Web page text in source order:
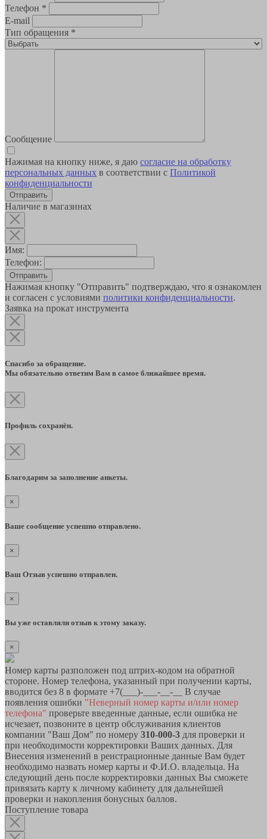
Телефон *
E-mail
Тип обращения *
Сообщение
Нажимая на кнопку ниже, я даю согласие на обработку
персональных данных в соответствии с Политикой
конфиденциальности
Наличие в магазинах
Имя:
Телефон:
Отправить
Нажимая кнопку "Отправить" подтверждаю, что я ознакомлен
и согласен с условиями политики конфиденциальности.
Заявка на прокат инструмента
Спасибо за обращение.
Мы обязательно ответим Вам в самое ближайшее время.
Профиль сохранён.
Благодарим за заполнение анкеты.
×
Ваше сообщение успешно отправлено.
×
Ваш Отзыв успешно отправлен.
×
Вы уже оставляли отзыв к этому заказу.
×
Номер карты разположен под штрих-кодом на обратной
стороне. Номер телефона, указанный при получении карты,
вводится без 8 в формате +7(___)-___-__-__ В случае
появления ошибки "Неверный номер карты и/или номер
телефона" проверьте введенные данные, если ошибка не
исчезает, позвоните в центр обслуживания клиентов
компании "Ваш Дом" по номеру 310-000-3 для проверки и
при необходимости корректировки Ваших данных. Для
Внесения изменений в реистрационные данные Вам будет
необходимо назвать номер карты и Ф.И.О. владельца. На
следующий день после корректировки данных Вы сможете
привязать карту к личному кабинету для дальнейшей
проверки и накопления бонусных баллов.
Поступление товара